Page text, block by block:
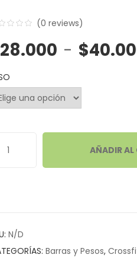
(0 reviews)
28.000 - $
AÑADIR AL
N/D
Barras y Pesos,